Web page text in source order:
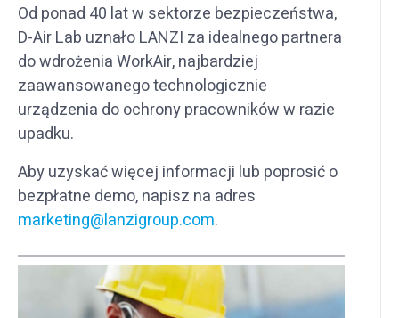
Od ponad 40 lat w sektorze bezpieczeństwa,
D-Air Lab uznało LANZI za idealnego partnera
do wdrożenia WorkAir, najbardziej
zaawansowanego technologicznie
urządzenia do ochrony pracowników w razie
upadku.
Aby uzyskać więcej informacji lub poprosić o
bezpłatne demo, napisz na adres
marketing@lanzigroup.com.